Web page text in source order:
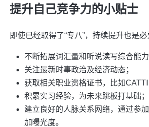
提升自己竞争力的小贴士
即使已经取得了“专八”，持续提升也是必
不断拓展词汇量和听说读写综合能力
关注最新时事政治及经济动态；
获取相关职业资格证书，比如CATTI
积累实习经验，为未来跳板打基础；
建立良好的人脉关系网络，通过参
加曝光度。